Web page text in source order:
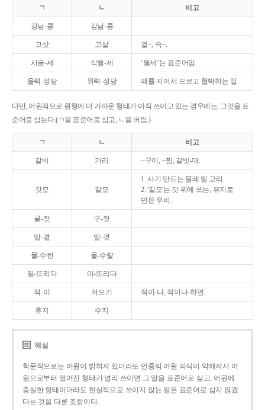
ㄱ ㄴ 비고
강낭-콩 강남-콩
고삿 고샅 겉~, 속~.
사글-세 삭월-세 ‘월세’는 표준어임.
울력-성당 위력-성당 떼를 지어서 으르고 협박하는 일.
다만, 어원적으로 원형에 더 가까운 형태가 아직 쓰이고 있는 경우에는, 그것을 표
준어로 삼는다.(ㄱ을 표준어로 삼고, ㄴ을 버림.)
ㄱ ㄴ 비고
갈비 가리 ~구이, ~찜, 갈빗-대.
갓모 갈모
1. 사기 만드는 물레 밑 고리.
2. '갈모'는 갓 위에 쓰는, 유지로
만든 우비.
굴-젓 구-젓
말-곁 말-겻
물-수란 물-수랄
밀-뜨리다 미-뜨리다
적-이 저으기 적이-나, 적이나-하면.
휴지 수지
해설
학문적으로는 어원이 밝혀져 있더라도 언중의 어원 의식이 약해져서 어
원으로부터 멀어진 형태가 널리 쓰이면 그 말을 표준어로 삼고, 어원에
충실한 형태이더라도 현실적으로 쓰이지 않는 말은 표준어로 삼지 않겠
다는 것을 다룬 조항이다.